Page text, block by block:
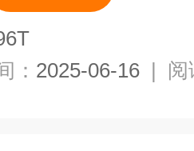
： 2025-06-16 | 阅